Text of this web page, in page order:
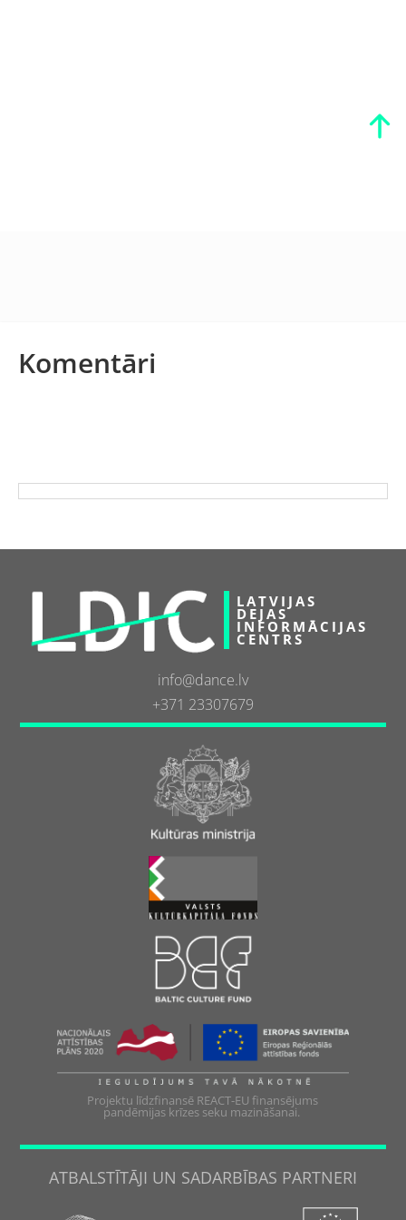
Komentāri
LATVIJAS
DEJAS
INFORMĀCIJAS
CENTRS
info@dance.lv
+371 23307679
Projektu līdzfinansē REACT-EU finansējums
pandēmijas krīzes seku mazināšanai.
ATBALSTĪTĀJI UN SADARBĪBAS PARTNERI